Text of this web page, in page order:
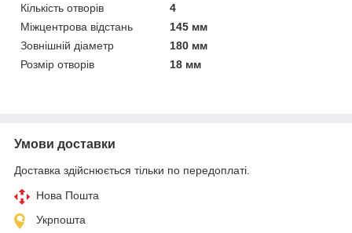
Кількість отворів
4
Міжцентрова відстань
145 мм
Зовнішній діаметр
180 мм
Розмір отворів
18 мм
Умови доставки
Доставка здійснюється тільки по передоплаті.
Нова Пошта
Укрпошта